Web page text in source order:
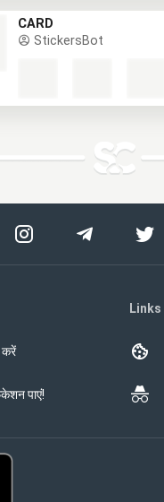
CARD
StickersBot
करें
पाएं!
Links